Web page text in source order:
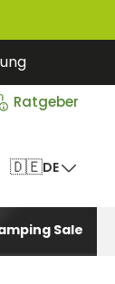
Ratgeber
🇩🇪DE
Sale